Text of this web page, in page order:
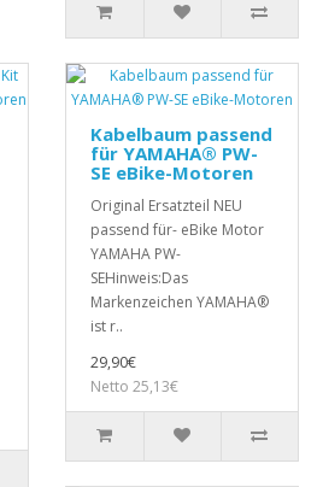
Kabelbaum passend
für YAMAHA® PW-
SE eBike-Motoren
Original Ersatzteil NEU
passend für- eBike Motor
YAMAHA PW-
SEHinweis:Das
Markenzeichen YAMAHA®
ist r..
29,90€
Netto 25,13€